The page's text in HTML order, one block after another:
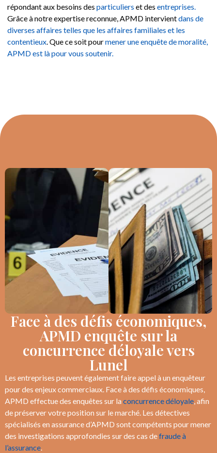
répondant aux besoins des particuliers et des entreprises.
Grâce à notre expertise reconnue, APMD intervientdans de
diverses affaires telles que les affaires familiales et les
contentieux. Que ce soit pourmener une enquête de moralité,
APMD est là pour vous soutenir.
Face à des défis économiques,
APMD enquête sur la
concurrence déloyale vers
Lunel
Les entreprises peuvent également faire appel à un enquêteur
pour des enjeux commerciaux. Face à des défis économiques,
APMD effectue des enquêtes sur la concurrence déloyale, afin
de préserver votre position sur le marché. Les détectives
spécialisés en assurance d’APMD sont compétents pour mener
des investigations approfondies sur des cas defraude à
l’assurance.